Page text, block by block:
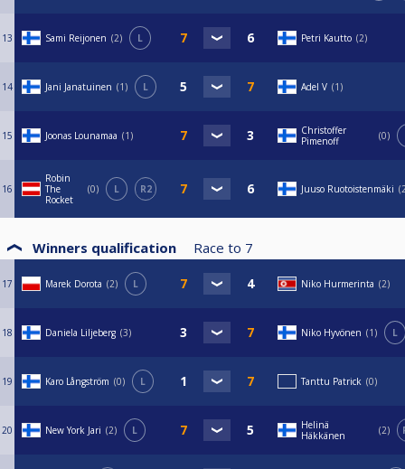
13 Sami Reijonen 2 L Petri Kautto 2
14 Jani Janatuinen 1 L Adel V 1
15 Joonas Lounamaa 1
Christoffer
Pimenoff
0
16
Robin
The
Rocket
0 L R2 Juuso Ruotoistenmäki
Winners qualification Race to 7
17 Marek Dorota 2 L Niko Hurmerinta 2
18 Daniela Liljeberg 3 Niko Hyvönen 1 L
19 Karo Långström 0 L Tanttu Patrick 0
20 New York Jari 2 L
Helinä
Häkkänen
2